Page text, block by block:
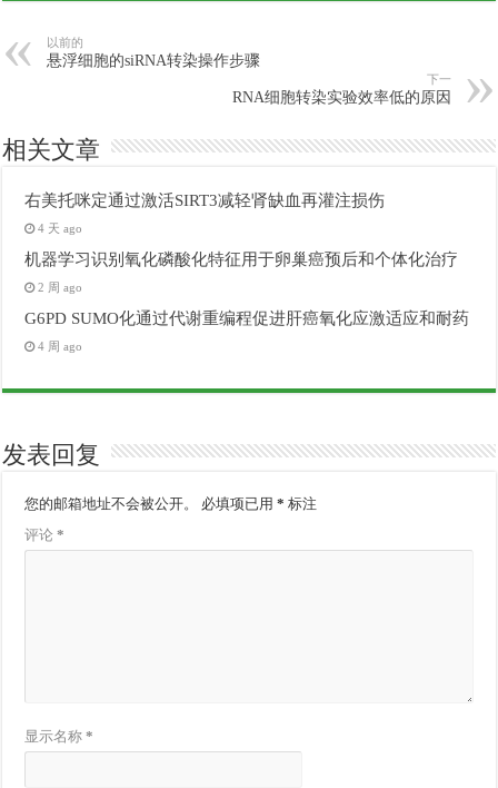
以前的
悬浮细胞的siRNA转染操作步骤
下一
RNA细胞转染实验效率低的原因
相关文章
右美托咪定通过激活SIRT3减轻肾缺血再灌注损伤
4 天 ago
机器学习识别氧化磷酸化特征用于卵巢癌预后和个体化治疗
2 周 ago
G6PD SUMO化通过代谢重编程促进肝癌氧化应激适应和耐药
4 周 ago
发表回复
您的邮箱地址不会被公开。 必填项已用* 标注
评论*
显示名称*